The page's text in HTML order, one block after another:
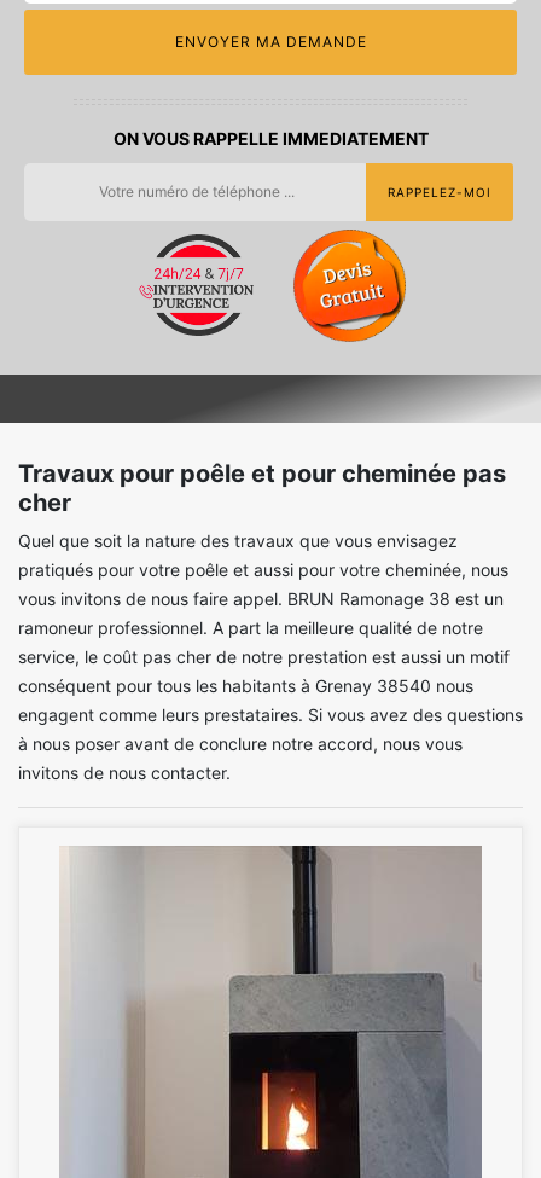
ON VOUS RAPPELLE IMMEDIATEMENT
Travaux pour poêle et pour cheminée pas
cher
Quel que soit la nature des travaux que vous envisagez
pratiqués pour votre poêle et aussi pour votre cheminée, nous
vous invitons de nous faire appel. BRUN Ramonage 38 est un
ramoneur professionnel. A part la meilleure qualité de notre
service, le coût pas cher de notre prestation est aussi un motif
conséquent pour tous les habitants à Grenay 38540 nous
engagent comme leurs prestataires. Si vous avez des questions
à nous poser avant de conclure notre accord, nous vous
invitons de nous contacter.